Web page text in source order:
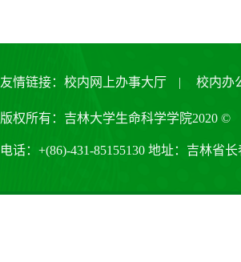
友情链接： 校内网上办事大厅 | 校内办
版权所有：吉林大学生命科学学院2020 ©
电话：+(86)-431-85155130 地址：吉林省